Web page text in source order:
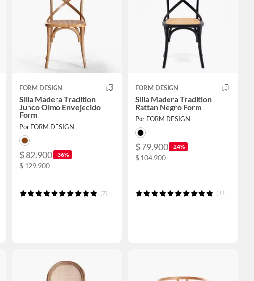
FORM DESIGN
Silla Madera Tradition
Junco Olmo Envejecido
Form
Por FORM DESIGN
$ 82.900 -36%
$ 129.900
(7)
FORM DESIGN
Silla Madera Tradition
Rattan Negro Form
Por FORM DESIGN
$ 79.900 -24%
$ 104.900
(11)